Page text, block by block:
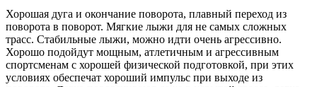
Хорошая дуга и окончание поворота, плавный переход из
поворота в поворот. Мягкие лыжи для не самых сложных
трасс. Стабильные лыжи, можно идти очень агрессивно.
Хорошо подойдут мощным, атлетичным и агрессивным
спортсменам с хорошей физической подготовкой, при этих
условиях обеспечат хороший импульс при выходе из